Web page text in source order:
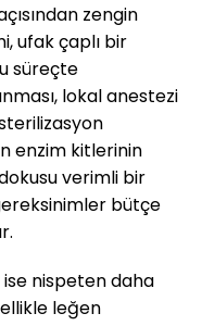
zengin
ufak çaplı bir
süreçte
lokal anestezi
enzim kitlerinin
verimli bir
bütçe
ise nispeten daha
leğen